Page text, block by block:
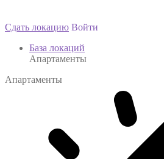
Сдать локацию Войти
База локаций
Апартаменты
Апартаменты